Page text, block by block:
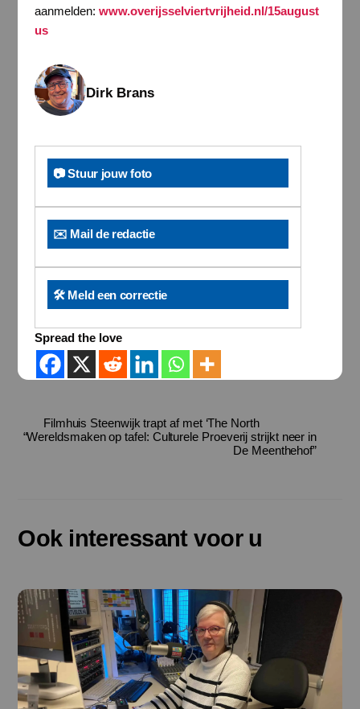
aanmelden: www.overijsselviertvrijheid.nl/15august
us
Dirk Brans
📷 Stuur jouw foto
✉️ Mail de redactie
🛠️ Meld een correctie
Spread the love
Filmhuis Steenwijk trapt af met ‘The North
“Wereldsmaken op tafel: Culturele Proeverij strijkt neer in
De Meenthehof”
Ook interessant voor u